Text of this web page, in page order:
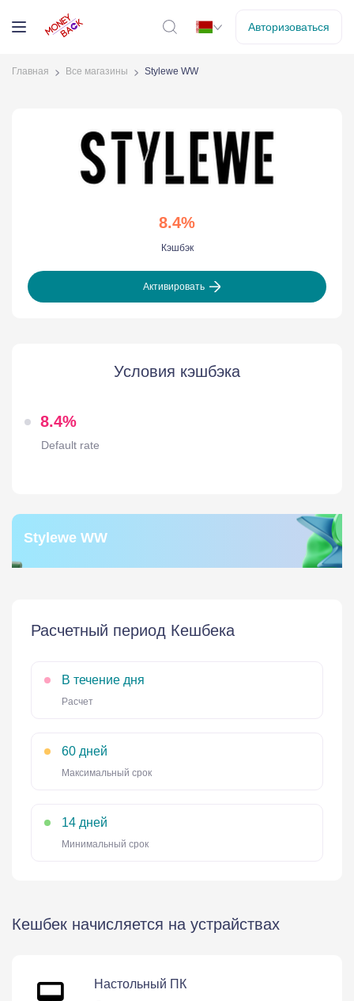
Авторизоваться
Главная Все магазины Stylewe WW
8.4%
Кэшбэк
Активировать
Условия кэшбэка
8.4%
Default rate
Stylewe WW
Расчетный период Кешбека
В течение дня
Расчет
60 дней
Максимальный срок
14 дней
Минимальный срок
Кешбек начисляется на устрайствах
Настольный ПК